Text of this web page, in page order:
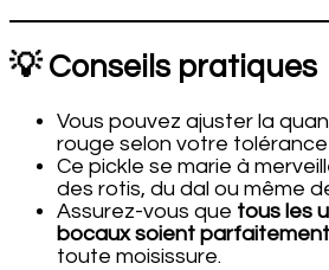
💡 Conseils pratiques
Vous pouvez ajuster la
rouge selon votre
Ce pickle se marie à
des rotis, du dal ou même
Assurez-vous que tous les
bocaux soient
toute moisissure.